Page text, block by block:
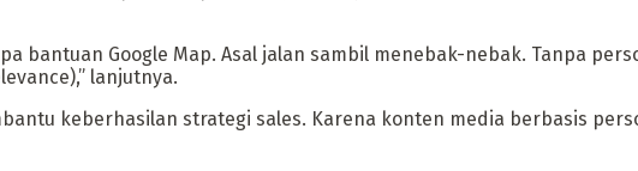
bantuan Google Map. Asal jalan sambil menebak-nebak. Tanpa
lanjutnya.
keberhasilan strategi sales. Karena konten media berbasis